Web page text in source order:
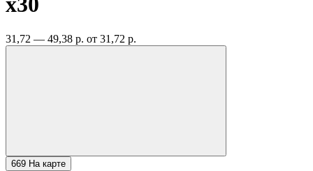
31,72 — 49,38 р. от 31,72 р.
669 На карте